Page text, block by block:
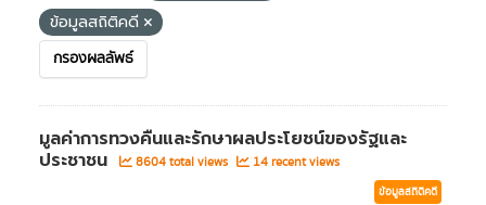
ข้อมูลสถิติคดี
กรองผลลัพธ์
มูลค่าการทวงคืนและรักษาผลประโยชน์ของรัฐและ
ประชาชน
8604 total views 14 recent views
ข้อมูลสถิติคดี